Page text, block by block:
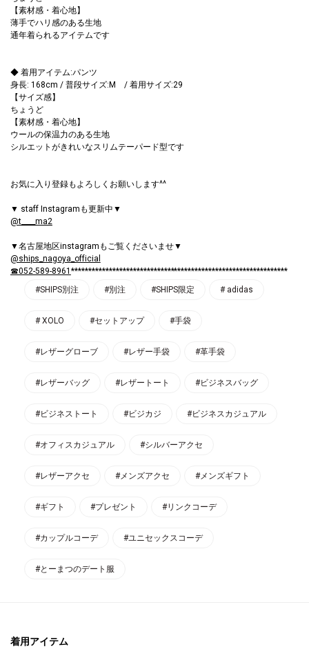
【素材感・着心地】
薄手でハリ感のある生地
通年着られるアイテムです
◆ 着用アイテム:パンツ
身長: 168cm / 普段サイズ:M / 着用サイズ:29
【サイズ感】
ちょうど
【素材感・着心地】
ウールの保温力のある生地
シルエットがきれいなスリムテーパード型です
お気に入り登録もよろしくお願いします^^
▼ staff Instagramも更新中▼
@t____ma2
▼名古屋地区instagramもご覧くださいませ▼
@ships_nagoya_official
☎052-589-8961 ***************************************************************
#SHIPS別注
#別注 #SHIPS限定 # adidas
# XOLO #セットアップ #手袋
#レザーグローブ #レザー手袋 #革手袋
#レザーバッグ #レザートート #ビジネスバッグ
#ビジネストート #ビジカジ #ビジネスカジュアル
#オフィスカジュアル #シルバーアクセ
#レザーアクセ #メンズアクセ #メンズギフト
#ギフト #プレゼント #リンクコーデ
#カップルコーデ #ユニセックスコーデ
#とーまつのデート服
着用アイテム